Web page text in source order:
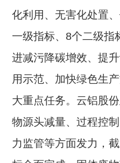
化利用、无害化处置
一级指标、8个二级指
进减污降碳增效、提
用示范、加快绿色生
大重点任务。云铝股
物源头减量、过程控
力监管等方面发力，